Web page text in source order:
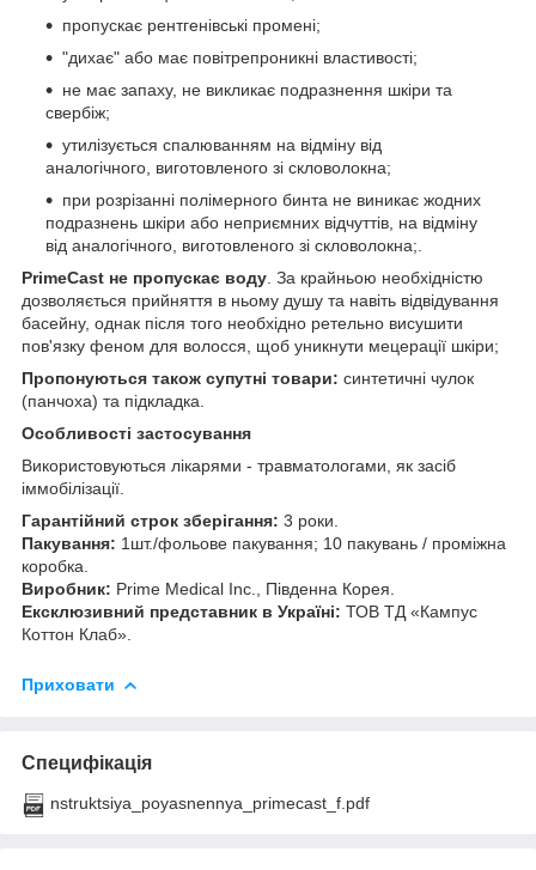
пропускає рентгенівські промені;
"дихає" або має повітрепроникні властивості;
не має запаху, не викликає подразнення шкіри та
свербіж;
утилізується спалюванням на відміну від
аналогічного, виготовленого зі скловолокна;
при розрізанні полімерного бинта не виникає жодних
подразнень шкіри або неприємних відчуттів, на відміну
від аналогічного, виготовленого зі скловолокна;.
PrimeCast не пропускає воду . За крайньою необхідністю
дозволяється прийняття в ньому душу та навіть відвідування
басейну, однак після того необхідно ретельно висушити
пов'язку феном для волосся, щоб уникнути мецерації шкіри;
Пропонуються також супутні товари: синтетичні чулок
(панчоха) та підкладка.
Особливості застосування
Використовуються лікарями - травматологами, як засіб
іммобілізації.
Гарантійний строк зберігання: 3 роки.
Пакування: 1шт./фольове пакування; 10 пакувань / проміжна
коробка.
Виробник: Prime Medical Inc., Південна Корея.
Ексклюзивний представник в Україні: ТОВ ТД «Кампус
Коттон Клаб».
Приховати
Специфікація
nstruktsiya_poyasnennya_primecast_f.pdf